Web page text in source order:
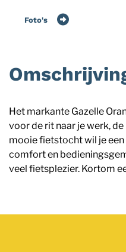
Foto's
Het markante Gazelle
voor de rit naar je werk,
mooie fietstocht wil je
comfort en
veel fietsplezier. Kortom